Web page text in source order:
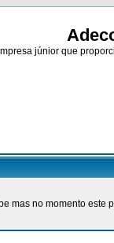
júnior que
mas no momento este